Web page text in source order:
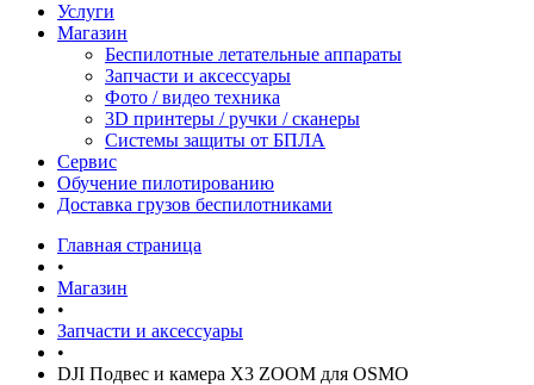
Услуги
Магазин
Беспилотные летательные аппараты
Запчасти и аксессуары
Фото / видео техника
3D принтеры / ручки / сканеры
Системы защиты от БПЛА
Сервис
Обучение пилотированию
Доставка грузов беспилотниками
Главная страница
•
Магазин
•
Запчасти и аксессуары
•
DJI Подвес и камера X3 ZOOM для OSMO